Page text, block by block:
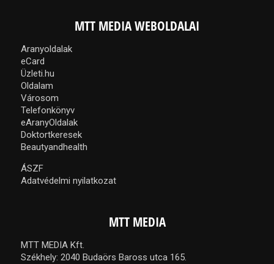
MTT MEDIA WEBOLDALAI
Aranyoldalak
eCard
Üzleti.hu
Oldalam
Városom
Telefonkönyv
eAranyOldalak
Doktortkeresek
Beautyandhealth
ÁSZF
Adatvédelmi nyilatkozat
MTT MEDIA
MTT MEDIA Kft.
Székhely: 2040 Budaörs Baross utca 165.